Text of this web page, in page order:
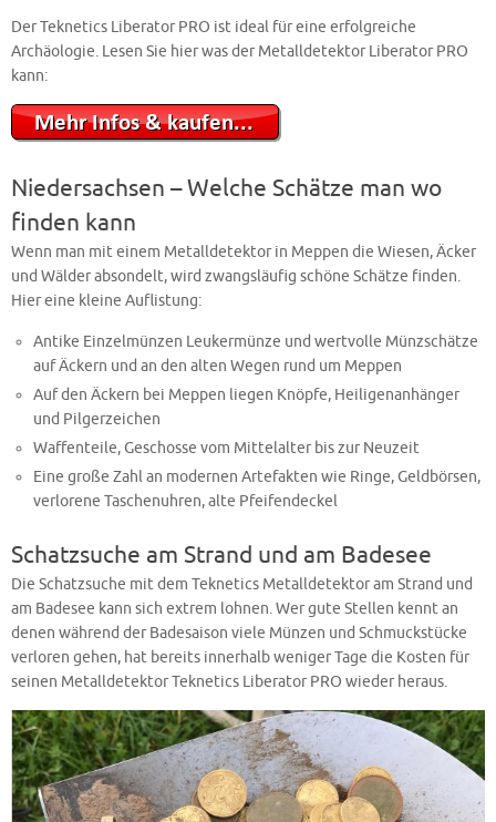
Der Teknetics Liberator PRO ist ideal für eine erfolgreiche
Archäologie. Lesen Sie hier was der Metalldetektor Liberator PRO
kann:
Niedersachsen – Welche Schätze man wo
finden kann
Wenn man mit einem Metalldetektor in Meppen die Wiesen, Äcker
und Wälder absondelt, wird zwangsläufig schöne Schätze finden.
Hier eine kleine Auflistung:
Antike Einzelmünzen Leukermünze und wertvolle Münzschätze
auf Äckern und an den alten Wegen rund um Meppen
Auf den Äckern bei Meppen liegen Knöpfe, Heiligenanhänger
und Pilgerzeichen
Waffenteile, Geschosse vom Mittelalter bis zur Neuzeit
Eine große Zahl an modernen Artefakten wie Ringe, Geldbörsen,
verlorene Taschenuhren, alte Pfeifendeckel
Schatzsuche am Strand und am Badesee
Die Schatzsuche mit dem Teknetics Metalldetektor am Strand und
am Badesee kann sich extrem lohnen. Wer gute Stellen kennt an
denen während der Badesaison viele Münzen und Schmuckstücke
verloren gehen, hat bereits innerhalb weniger Tage die Kosten für
seinen Metalldetektor Teknetics Liberator PRO wieder heraus.